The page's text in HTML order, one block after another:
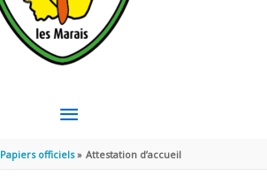
MENU
PRINCIPAL
Papiers officiels Attestation d’accueil